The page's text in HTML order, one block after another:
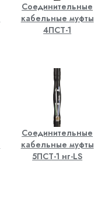
Соединительные
кабельные муфты
4ПСТ-1
Соединительные
кабельные муфты
5ПСТ-1 нг-LS